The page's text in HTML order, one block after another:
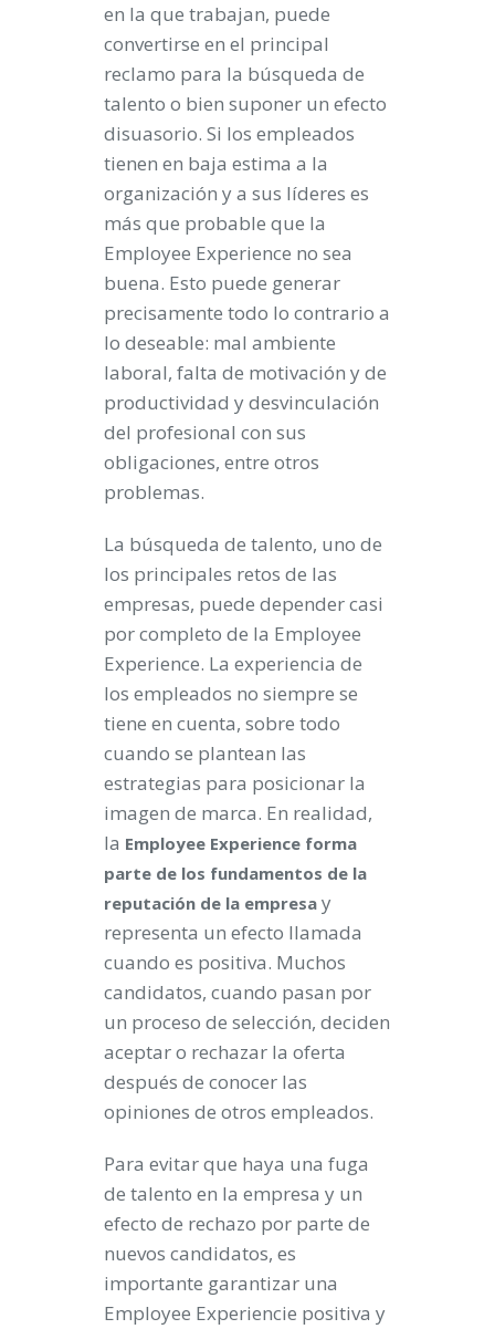
en la que trabajan, puede
convertirse en el principal
reclamo para la búsqueda de
talento o bien suponer un efecto
disuasorio. Si los empleados
tienen en baja estima a la
organización y a sus líderes es
más que probable que la
Employee Experience no sea
buena. Esto puede generar
precisamente todo lo contrario a
lo deseable: mal ambiente
laboral, falta de motivación y de
productividad y desvinculación
del profesional con sus
obligaciones, entre otros
problemas.
La búsqueda de talento, uno de
los principales retos de las
empresas, puede depender casi
por completo de la Employee
Experience. La experiencia de
los empleados no siempre se
tiene en cuenta, sobre todo
cuando se plantean las
estrategias para posicionar la
imagen de marca. En realidad,
la Employee Experience forma
parte de los fundamentos de la
reputación de la empresa y
representa un efecto llamada
cuando es positiva. Muchos
candidatos, cuando pasan por
un proceso de selección, deciden
aceptar o rechazar la oferta
después de conocer las
opiniones de otros empleados.
Para evitar que haya una fuga
de talento en la empresa y un
efecto de rechazo por parte de
nuevos candidatos, es
importante garantizar una
Employee Experiencie positiva y